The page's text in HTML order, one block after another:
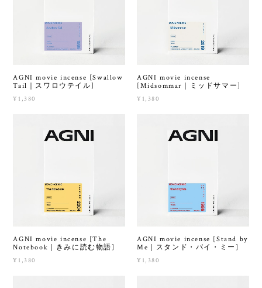
AGNI movie incense [Swallow
Tail｜スワロウテイル]
¥1,380
AGNI movie incense
[Midsommar｜ミッドサマー]
¥1,380
AGNI movie incense [The
Notebook｜きみに読む物語]
¥1,380
AGNI movie incense [Stand by
Me｜スタンド・バイ・ミー]
¥1,380